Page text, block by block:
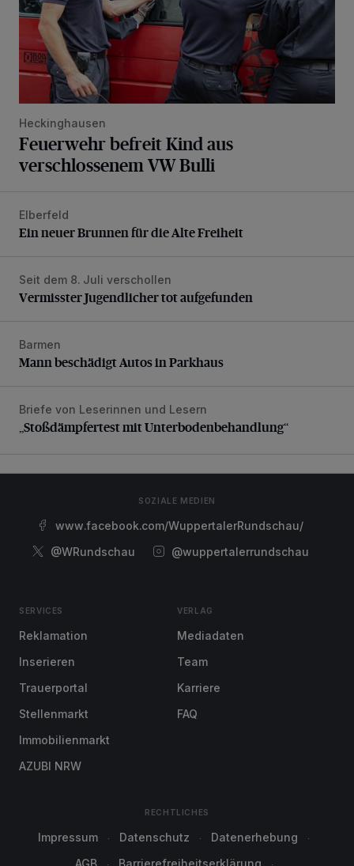
Heckinghausen
Feuerwehr befreit Kind aus
verschlossenem VW Bulli
Ein neuer Brunnen für die Alte Freiheit
Elberfeld
Ein neuer Brunnen für die Alte Freiheit
Vermisster Jugendlicher tot aufgefunden
Seit dem 8. Juli verschollen
Vermisster Jugendlicher tot aufgefunden
Mann beschädigt Autos in Parkhaus
Barmen
Mann beschädigt Autos in Parkhaus
„Stoßdämpfertest mit Unterbodenbehandlung“
Briefe von Leserinnen und Lesern
„Stoßdämpfertest mit Unterbodenbehandlung“
SOZIALE MEDIEN
www.facebook.com/WuppertalerRundschau/
@WRundschau
@wuppertalerrundschau
SERVICES
Reklamation
Inserieren
Trauerportal
Stellenmarkt
Immobilienmarkt
AZUBI NRW
VERLAG
Mediadaten
Team
Karriere
FAQ
RECHTLICHES
Impressum Datenschutz
Datenerhebung
AGB
Barrierefreiheitserklärung